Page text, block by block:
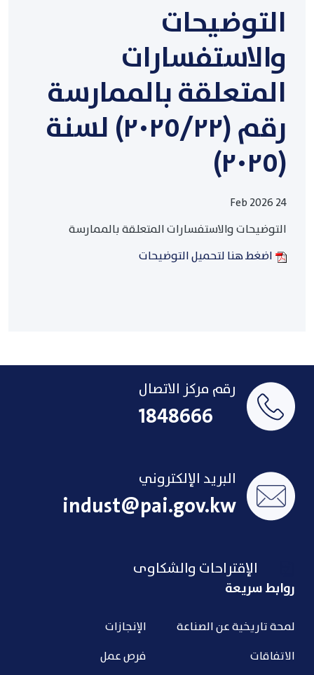
التوضيحات
والاستفسارات
المتعلقة بالممارسة
رقم (٢٠٢٥/٢٢) لسنة
(٢٠٢٥)
24 Feb 2026
التوضيحات والاستفسارات المتعلقة بالممارسة
اضغط هنا لتحميل التوضيحات
رقم مركز الاتصال
1848666
البريد الإلكتروني
indust@pai.gov.kw
الإقتراحات والشكاوى
روابط سريعة
لمحة تاريخية عن الصناعة
الاتفاقات
الإنجازات
فرص عمل